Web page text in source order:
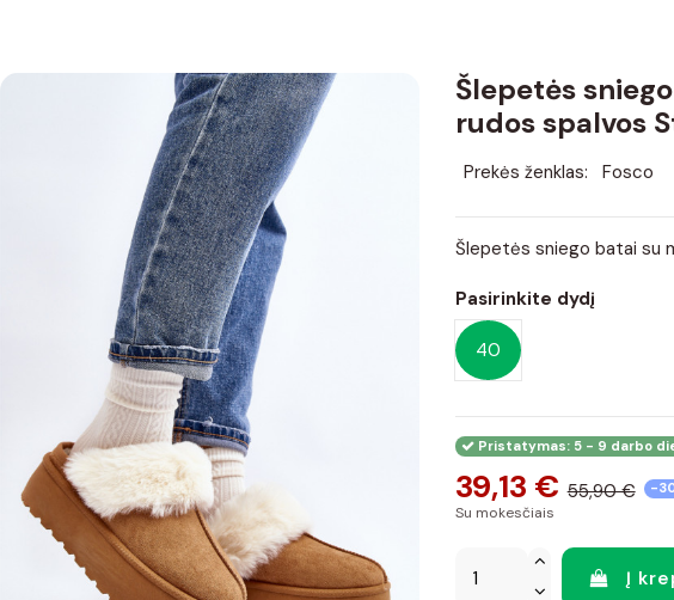
Šlepetės
rudos spalvos
Prekės ženklas: Fosco
Šlepetės sniego batai su
Pasirinkite dydį
40
Pristatymas: 5 - 9 darbo
39,13 € 55,90 € -
Su mokesčiais
Į